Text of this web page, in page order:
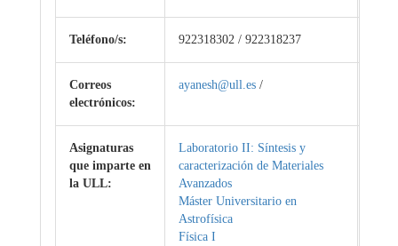
Teléfono/s: 922318302 / 922318237
Correos
electrónicos:
ayanesh@ull.es /
Asignaturas
que imparte en
la ULL:
Laboratorio II: Síntesis y
caracterización de Materiales
Avanzados
Máster Universitario en
Astrofísica
Física I